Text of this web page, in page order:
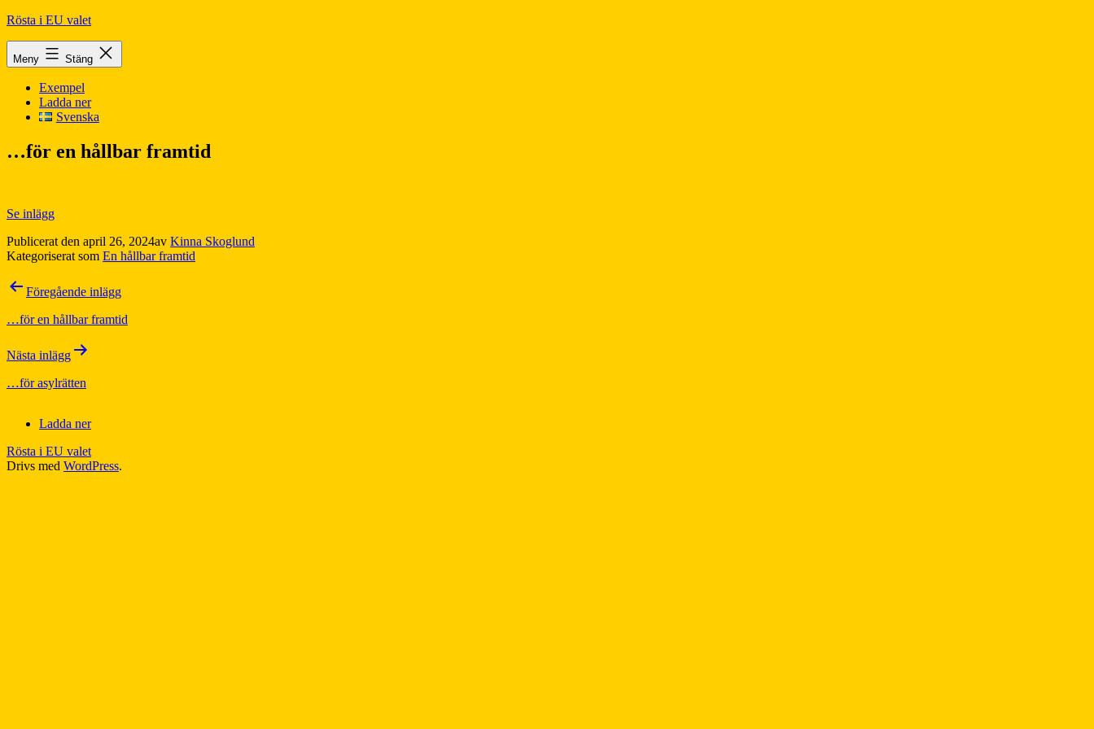
Hoppa
innehåll
Rösta i EU valet
Meny Stäng
Exempel
Ladda ner
Svenska
…för en hållbar framtid
Se inlägg
Publicerat den april 26, 2024av Kinna Skoglund
Kategoriserat som En hållbar framtid
Inläggsnavigering
Föregående inlägg
…för en hållbar framtid
Nästa inlägg
…för asylrätten
Ladda ner
Rösta i EU valet
Drivs med WordPress.